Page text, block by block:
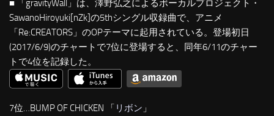
■ 「gravityWall」は、澤野弘之によるボーカルプロジェクト・
SawanoHiroyuki[nZk]の5thシングル収録曲で、アニメ
「Re:CREATORS」のOPテーマに起用されている。登場初日
(2017/6/9)のチャートで7位に登場すると、同年6/11のチャー
トで4位を記録した。
7位…BUMP OF CHICKEN 「 リボン 」